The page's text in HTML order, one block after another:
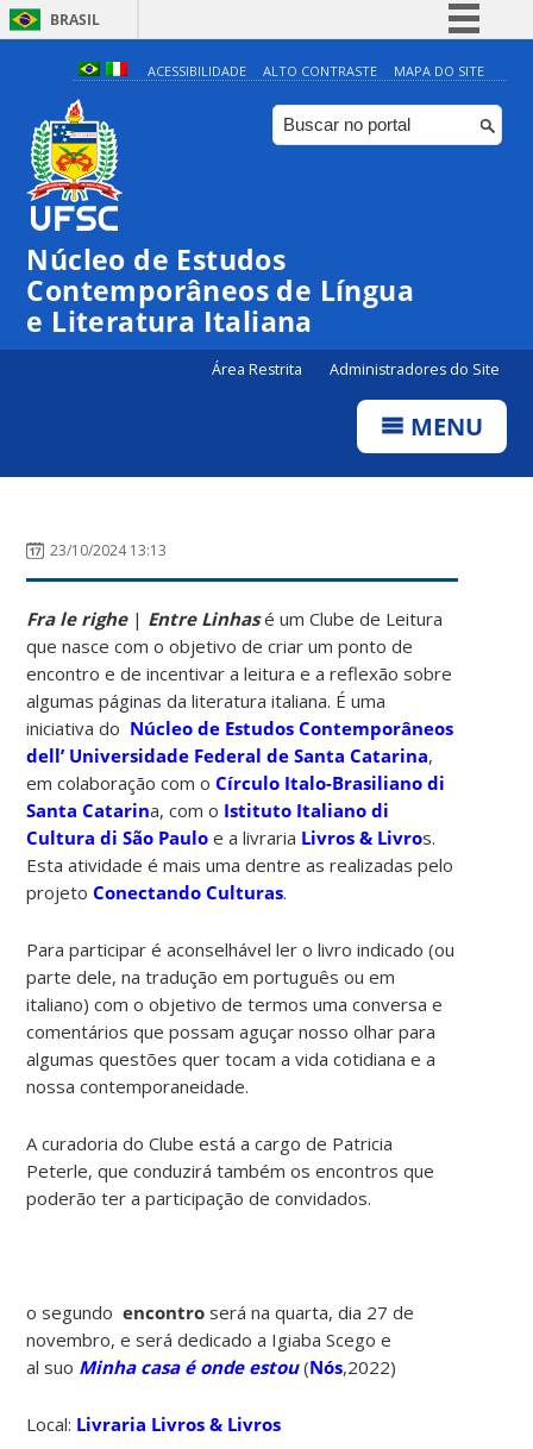
BRASIL
Simplifique!
Comunica BR
Participe
ACESSIBILIDADE ALTO CONTRASTE MAPA DO SITE
Núcleo de Estudos
Contemporâneos de Língua
e Literatura Italiana
Área Restrita Administradores do Site
MENU
23/10/2024 13:13
Fra le righe| EntreLinhasé um Clube de Leitura
que nasce com o objetivo de criar um ponto de
encontro e de incentivar a leitura e a reflexão sobre
algumas páginas da literatura italiana. É uma
iniciativa do Núcleo de Estudos Contemporâneos
dell’ Universidade Federal de Santa Catarina,
em colaboração com oCírculo Italo-Brasiliano di
Santa Catarina, com o Istituto Italiano di
Cultura di São Paulo e a livraria Livros & Livros.
Esta atividade é mais uma dentre as realizadas pelo
projetoConectando Culturas.
Para participar é aconselhável ler o livro indicado (ou
parte dele, na tradução em português ou em
italiano) com o objetivo de termos uma conversa e
comentários que possam aguçar nosso olhar para
algumas questões quer tocam a vida cotidiana e a
nossa contemporaneidade.
A curadoria do Clube está a cargo de Patricia
Peterle, que conduzirá também os encontros que
poderão ter a participação de convidados.
o segundo encontro será na quarta, dia 27 de
novembro, e será dedicado a Igiaba Scego e
al suo Minha casa é onde estou (Nós,2022)
Local: Livraria Livros & Livros